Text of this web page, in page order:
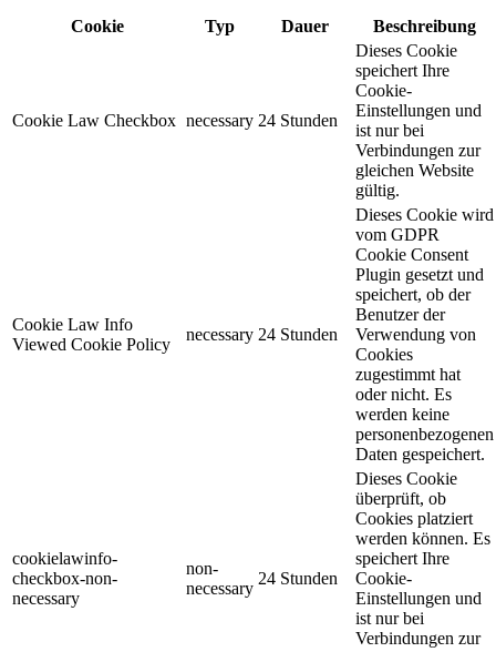
Cookie Typ Dauer Beschreibung
Cookie Law Checkbox necessary 24 Stunden
Dieses Cookie
speichert Ihre
Cookie-
Einstellungen und
ist nur bei
Verbindungen zur
gleichen Website
gültig.
Cookie Law Info
Viewed Cookie Policy
necessary 24 Stunden
Dieses Cookie wird
vom GDPR
Cookie Consent
Plugin gesetzt und
speichert, ob der
Benutzer der
Verwendung von
Cookies
zugestimmt hat
oder nicht. Es
werden keine
personenbezogenen
Daten gespeichert.
cookielawinfo-
checkbox-non-
necessary
non-
necessary
24 Stunden
Dieses Cookie
überprüft, ob
Cookies platziert
werden können. Es
speichert Ihre
Cookie-
Einstellungen und
ist nur bei
Verbindungen zur